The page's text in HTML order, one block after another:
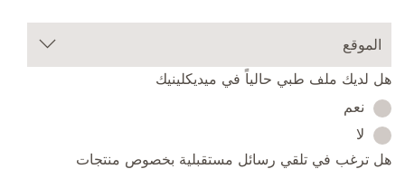
هل لديك ملف طبي حالياً في ميديكلينيك
نعم
لا
هل ترغب في تلقي رسائل مستقبلية بخصوص منتجات